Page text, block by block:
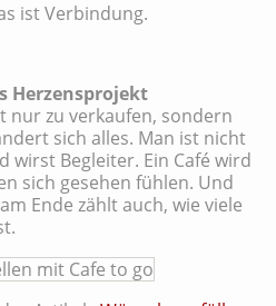
ist Verbindung.
Herzensprojekt
nur zu verkaufen, sondern
sich alles. Man ist nicht
Begleiter. Ein Café wird
sich gesehen fühlen. Und
Ende zählt auch, wie viele